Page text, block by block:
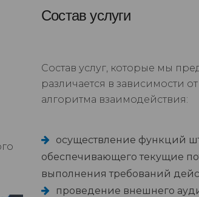
Состав услуги
Состав услуг, которые мы
различается в зависимости
алгоритма взаимодействия:
осуществление функций
обеспечивающего текущие
выполнения требований
проведение внешнего